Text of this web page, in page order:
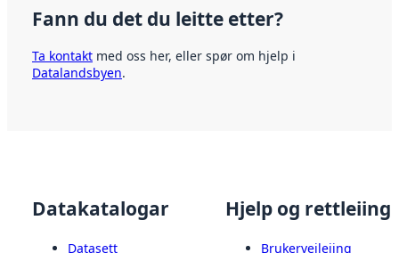
Fann du det du leitte etter?
Ta kontakt med oss her, eller spør om hjelp i
Datalandsbyen.
Datakatalogar
Datasett
Hjelp og rettleiing
Brukerveileiing